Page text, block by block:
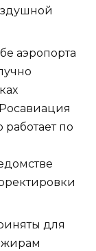
аэропорта
по
для